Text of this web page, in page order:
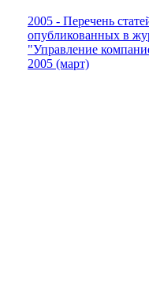
2005 - Перечень
опубликованных в
"Управление
2005 (март)